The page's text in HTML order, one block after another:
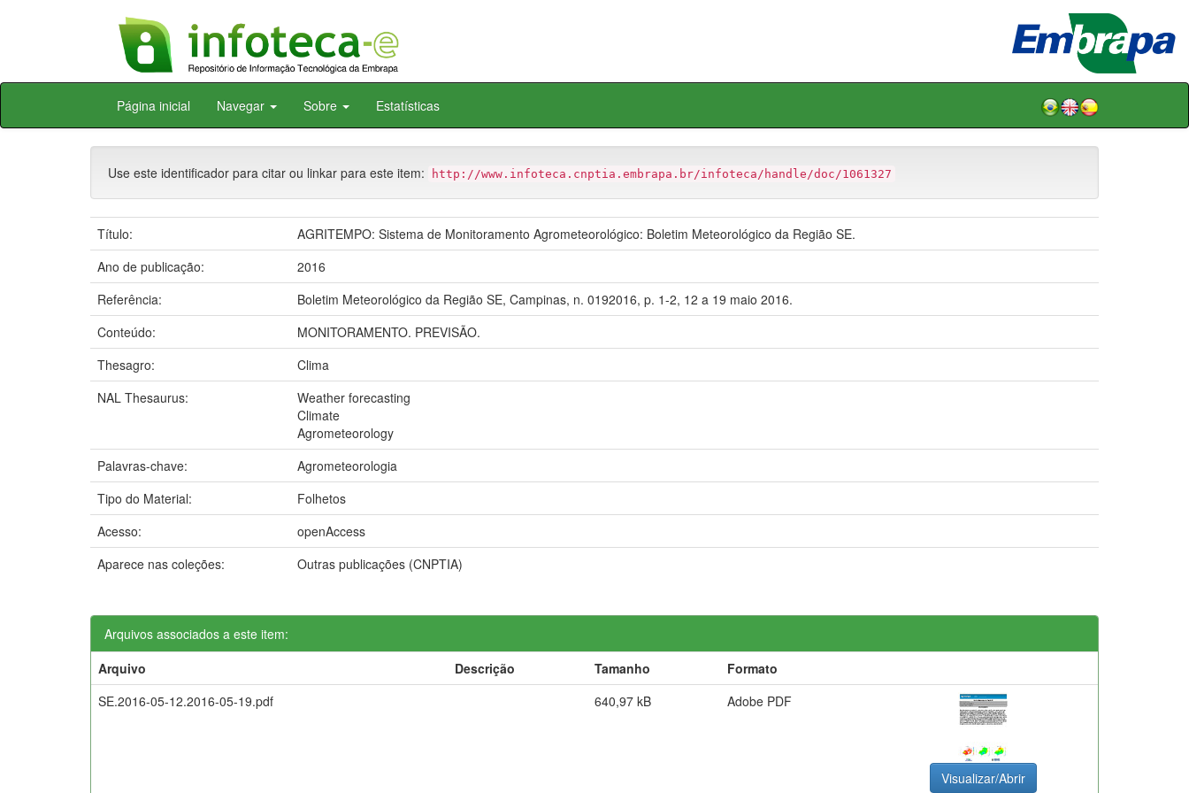
Skip
Página inicial Navegar Sobre Estatísticas
Use este identificador para citar ou linkar para este item: http://www.infoteca.cnptia.embrapa.br/infoteca/handle/doc/1061327
Título:
AGRITEMPO: Sistema de Monitoramento Agrometeorológico: Boletim Meteorológico da Região SE.
Ano de publicação:
2016
Referência:
Boletim Meteorológico da Região SE, Campinas, n. 0192016, p. 1-2, 12 a 19 maio 2016.
Conteúdo:
MONITORAMENTO. PREVISÃO.
Thesagro:
Clima
NAL Thesaurus:
Weather forecasting
Climate
Agrometeorology
Palavras-chave:
Agrometeorologia
Tipo do Material:
Folhetos
Acesso:
openAccess
Aparece nas coleções:
Outras publicações (CNPTIA)
Arquivos associados a este item:
Arquivo
Descrição Tamanho
Formato
SE.2016-05-12.2016-05-19.pdf
640,97 kB Adobe PDF
Visualizar/Abrir